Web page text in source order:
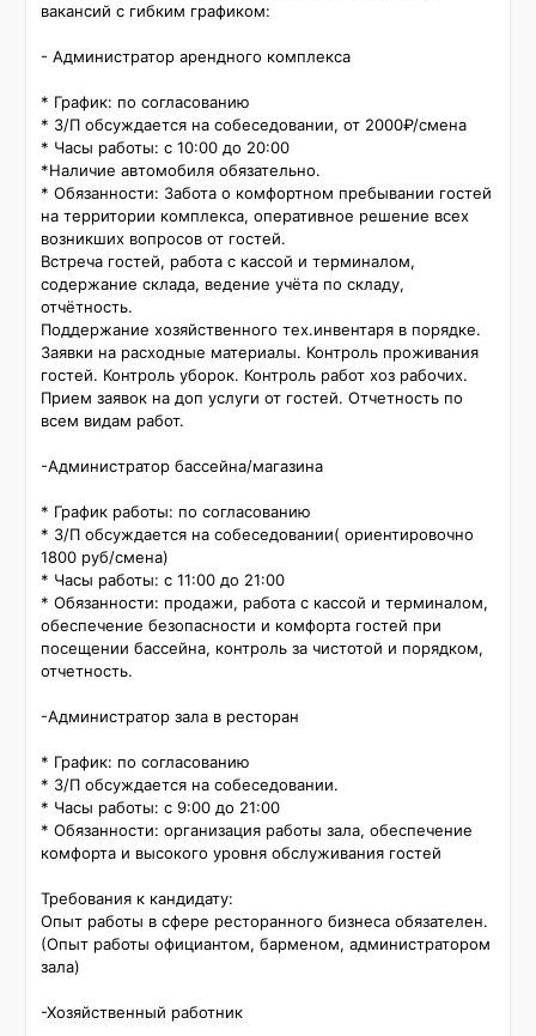
вакансий с гибким графиком:
- Администратор арендного комплекса
* График: по согласованию
* З/П обсуждается на собеседовании, от 2000₽/смена
* Часы работы: с 10:00 до 20:00
*Наличие автомобиля обязательно.
* Обязанности: Забота о комфортном пребывании гостей
на территории комплекса, оперативное решение всех
возникших вопросов от гостей.
Встреча гостей, работа с кассой и терминалом,
содержание склада, ведение учёта по складу,
отчётность.
Поддержание хозяйственного тех.инвентаря в порядке.
Заявки на расходные материалы. Контроль проживания
гостей. Контроль уборок. Контроль работ хоз рабочих.
Прием заявок на доп услуги от гостей. Отчетность по
всем видам работ.
-Администратор бассейна/магазина
* График работы: по согласованию
* З/П обсуждается на собеседовании( ориентировочно
1800 руб/смена)
* Часы работы: с 11:00 до 21:00
* Обязанности: продажи, работа с кассой и терминалом,
обеспечение безопасности и комфорта гостей при
посещении бассейна, контроль за чистотой и порядком,
отчетность.
-Администратор зала в ресторан
* График: по согласованию
* З/П обсуждается на собеседовании.
* Часы работы: с 9:00 до 21:00
* Обязанности: организация работы зала, обеспечение
комфорта и высокого уровня обслуживания гостей
Требования к кандидату:
Опыт работы в сфере ресторанного бизнеса обязателен.
(Опыт работы официантом, барменом, администратором
зала)
-Хозяйственный работник